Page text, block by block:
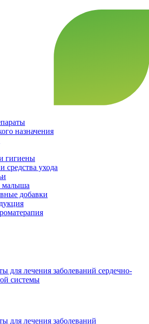
назначения
гигиены
средства ухода
малыша
добавки
для лечения заболеваний сердечно-
системы
для лечения заболеваний